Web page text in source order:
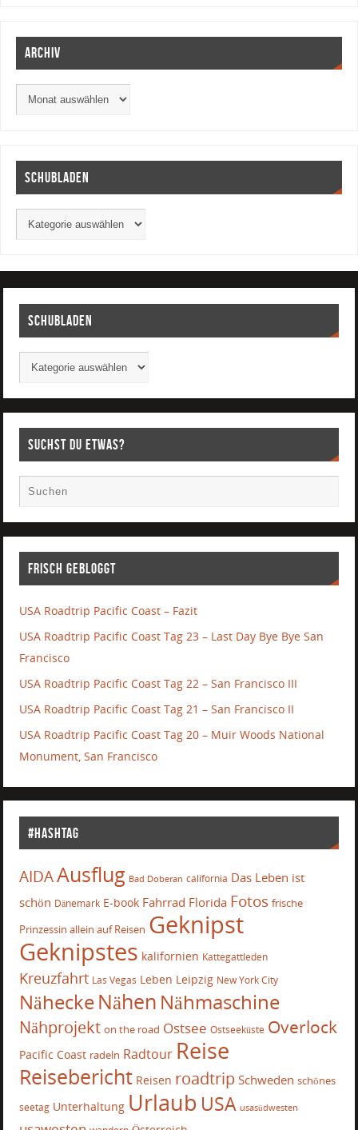
Archiv
Schubladen
Schubladen
Suchst Du etwas?
Frisch gebloggt
USA Roadtrip Pacific Coast – Fazit
USA Roadtrip Pacific Coast Tag 23 – Last Day Bye Bye San
Francisco
USA Roadtrip Pacific Coast Tag 22 – San Francisco III
USA Roadtrip Pacific Coast Tag 21 – San Francisco II
USA Roadtrip Pacific Coast Tag 20 – Muir Woods National
Monument, San Francisco
#Hashtag
AIDAAusflug Bad Doberan california Das Leben ist
schön Dänemark E-book Fahrrad Florida Fotos frische
Prinzessin allein auf Reisen Geknipst
Geknipstes kalifornien Kattegattleden
Kreuzfahrt Las Vegas Leben Leipzig New York City
NäheckeNähen Nähmaschine
Nähprojekt on the road Ostsee Ostseeküste Overlock
Pacific Coast radeln Radtour Reise
Reisebericht Reisen roadtrip Schweden schönes
seetag Unterhaltung Urlaub USA usasüdwesten